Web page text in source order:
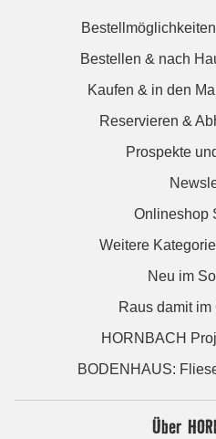
Bestellen & nach
Kaufen & in den
Reservieren &
Prospekte
Onlineshop
Weitere
Neu im
Raus damit
HORNBACH
BODENHAUS:
Über